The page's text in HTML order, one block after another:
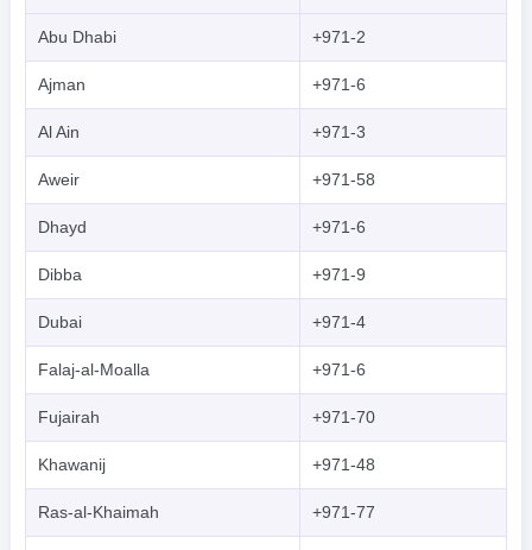
Abu Dhabi +971-2
Ajman +971-6
Al Ain +971-3
Aweir +971-58
Dhayd +971-6
Dibba +971-9
Dubai +971-4
Falaj-al-Moalla +971-6
Fujairah +971-70
Khawanij +971-48
Ras-al-Khaimah +971-77